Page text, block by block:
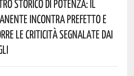
Storico Di Potenza: Il
Incontra Prefetto E
Le Criticità Segnalate Dai